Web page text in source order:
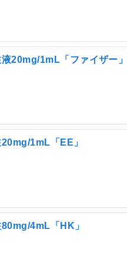
20mg/1mL「ファイザー」
1mL「EE」
4mL「HK」